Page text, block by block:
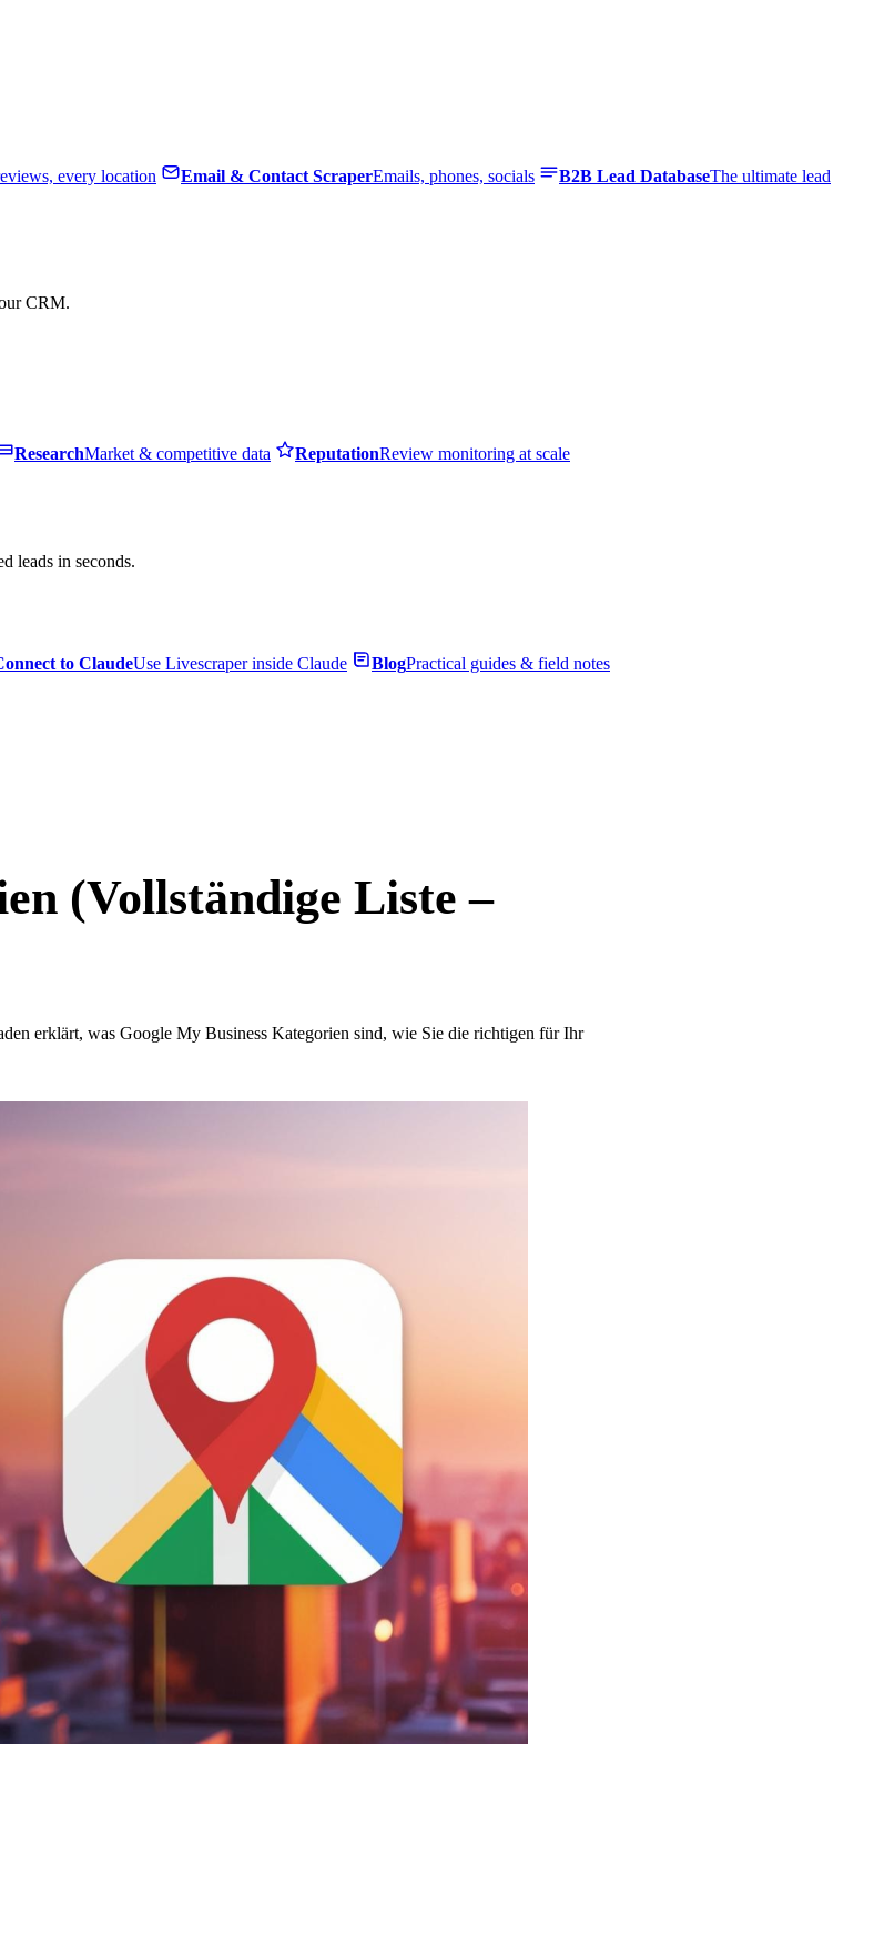
every location Email & Contact ScraperEmails, phones, socials B2B Lead DatabaseThe ultimate lead
CRM.
ResearchMarket & competitive data ReputationReview monitoring at scale
leads in seconds.
to ClaudeUse Livescraper inside Claude BlogPractical guides & field notes
(Vollständige Liste –
erklärt, was Google My Business Kategorien sind, wie Sie die richtigen für Ihr